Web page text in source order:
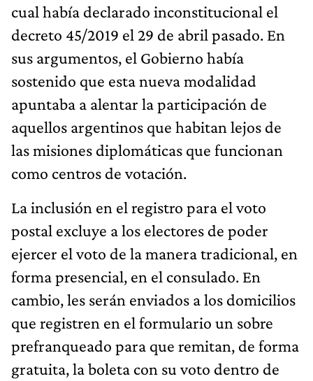
cual había declarado inconstitucional el
decreto 45/2019 el 29 de abril pasado. En
sus argumentos, el Gobierno había
sostenido que esta nueva modalidad
apuntaba a alentar la participación de
aquellos argentinos que habitan lejos de
las misiones diplomáticas que funcionan
como centros de votación.
La inclusión en el registro para el voto
postal excluye a los electores de poder
ejercer el voto de la manera tradicional, en
forma presencial, en el consulado. En
cambio, les serán enviados a los domicilios
que registren en el formulario un sobre
prefranqueado para que remitan, de forma
gratuita, la boleta con su voto dentro de